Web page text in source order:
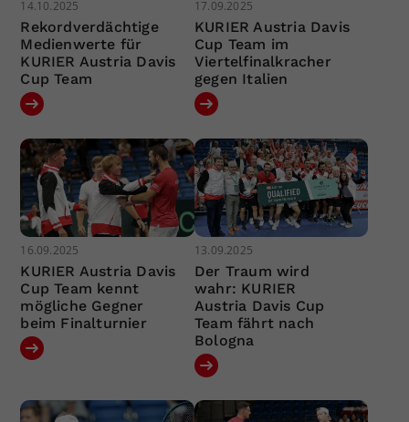
14.10.2025
Rekordverdächtige
Medienwerte für
KURIER Austria Davis
Cup Team
17.09.2025
KURIER Austria Davis
Cup Team im
Viertelfinalkracher
gegen Italien
16.09.2025
KURIER Austria Davis
Cup Team kennt
mögliche Gegner
beim Finalturnier
13.09.2025
Der Traum wird
wahr: KURIER
Austria Davis Cup
Team fährt nach
Bologna